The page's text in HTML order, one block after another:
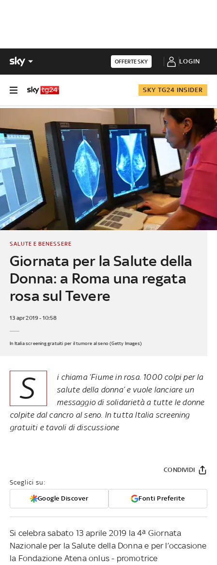
OFFERTE SKY LOGIN
SKY TG24 INSIDER
Giornata per la Salute della
Donna: a Roma una regata
rosa sul Tevere
SALUTE E BENESSERE
13 apr 2019 - 10:58
In Italia screening gratuiti per il tumore al seno (Getty Images)
S
i chiama ‘Fiume in rosa. 1000 colpi per la
salute della donna’ e vuole lanciare un
messaggio di solidarietà a tutte le donne
colpite dal cancro al seno. In tutta Italia screening
gratuiti e tavoli di discussione
Sceglici su:
Google Discover Fonti Preferite
CONDIVIDI
Si celebra sabato 13 aprile 2019 la 4ª Giornata
Nazionale per la Salute della Donna e per l’occasione
la Fondazione Atena onlus - promotrice